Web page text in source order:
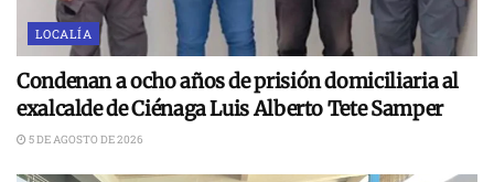
LOCALÍA
Condenan a ocho años de prisión domiciliaria al
exalcalde de Ciénaga Luis Alberto Tete Samper
5 DE AGOSTO DE 2026